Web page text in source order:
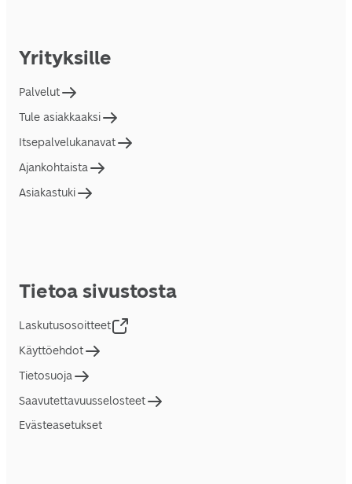
Yrityksille
Palvelut
Tule asiakkaaksi
Itsepalvelukanavat
Ajankohtaista
Asiakastuki
Tietoa sivustosta
Laskutusosoitteet
Käyttöehdot
Tietosuoja
Saavutettavuusselosteet
Evästeasetukset